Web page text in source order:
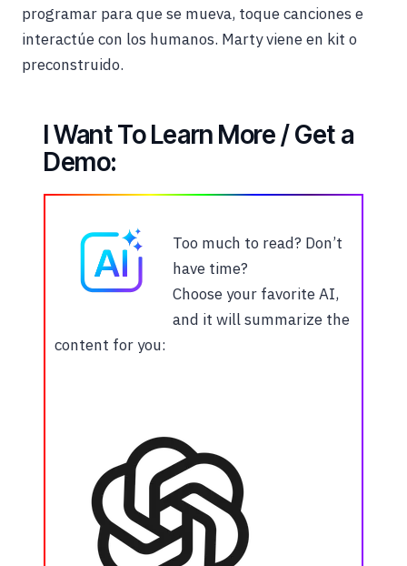
programar para que se mueva, toque canciones e
interactúe con los humanos. Marty viene en kit o
preconstruido.
I Want To Learn More / Get a
Demo:
Too much to read? Don’t
have time?
Choose your favorite AI,
and it will summarize the
content for you: